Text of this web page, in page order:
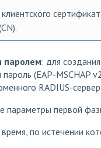
паролем: для
пароль (EAP-MSCHAP
RADIUS-
параметры первой
по истечении